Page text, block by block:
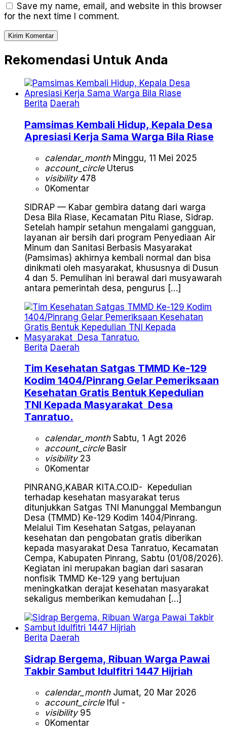
Save my name, email, and website in this browser
for the next time I comment.
Rekomendasi Untuk Anda
Berita Daerah
Pamsimas Kembali Hidup, Kepala Desa
Apresiasi Kerja Sama Warga Bila Riase
calendar_monthMinggu, 11 Mei 2025
account_circleUterus
visibility478
0Komentar
SIDRAP — Kabar gembira datang dari warga
Desa Bila Riase, Kecamatan Pitu Riase, Sidrap.
Setelah hampir setahun mengalami gangguan,
layanan air bersih dari program Penyediaan Air
Minum dan Sanitasi Berbasis Masyarakat
(Pamsimas) akhirnya kembali normal dan bisa
dinikmati oleh masyarakat, khususnya di Dusun
4 dan 5. Pemulihan ini berawal dari musyawarah
antara pemerintah desa, pengurus […]
Berita Daerah
Tim Kesehatan Satgas TMMD Ke-129
Kodim 1404/Pinrang Gelar Pemeriksaan
Kesehatan Gratis Bentuk Kepedulian
TNI Kepada Masyarakat Desa
Tanratuo.
calendar_monthSabtu, 1 Agt 2026
account_circleBasir
visibility23
0Komentar
PINRANG,KABAR KITA.CO.ID- Kepedulian
terhadap kesehatan masyarakat terus
ditunjukkan Satgas TNI Manunggal Membangun
Desa (TMMD) Ke-129 Kodim 1404/Pinrang.
Melalui Tim Kesehatan Satgas, pelayanan
kesehatan dan pengobatan gratis diberikan
kepada masyarakat Desa Tanratuo, Kecamatan
Cempa, Kabupaten Pinrang, Sabtu (01/08/2026).
Kegiatan ini merupakan bagian dari sasaran
nonfisik TMMD Ke-129 yang bertujuan
meningkatkan derajat kesehatan masyarakat
sekaligus memberikan kemudahan […]
Berita Daerah
Sidrap Bergema, Ribuan Warga Pawai
Takbir Sambut Idulfitri 1447 Hijriah
calendar_monthJumat, 20 Mar 2026
account_circleIful -
visibility95
0Komentar